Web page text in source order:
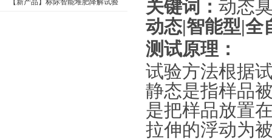
【新产品】标际智能堆肥降解试验 关键词： 动态
动态|智能型|全
测试原理：
试验方法根据
静态是指样品
是把样品放置
拉伸的浮动为